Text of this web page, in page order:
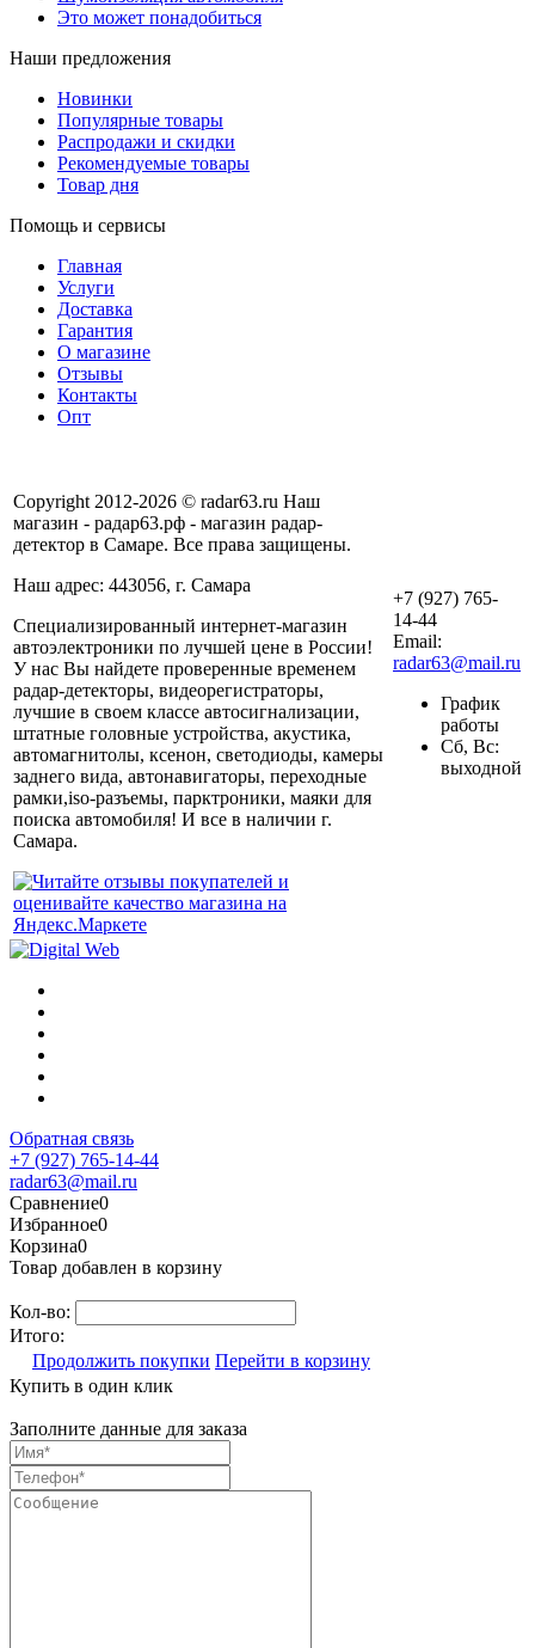
Это может понадобиться
Наши предложения
Новинки
Популярные товары
Распродажи и скидки
Рекомендуемые товары
Товар дня
Помощь и сервисы
Главная
Услуги
Доставка
Гарантия
О магазине
Отзывы
Контакты
Опт
Copyright 2012-2026 © radar63.ru Наш
магазин - радар63.рф - магазин радар-
детектор в Самаре. Все права защищены.
Наш адрес: 443056, г. Самара
Специализированный интернет-магазин
автоэлектроники по лучшей цене в России!
У нас Вы найдете проверенные временем
радар-детекторы, видеорегистраторы,
лучшие в своем классе автосигнализации,
штатные головные устройства, акустика,
автомагнитолы, ксенон, светодиоды, камеры
заднего вида, автонавигаторы, переходные
рамки,iso-разъемы, парктроники, маяки для
поиска автомобиля! И все в наличии г.
Самара.
+7 (927) 765-
14-44
Email:
radar63@mail.ru
График
работы
Сб, Вс:
выходной
Обратная связь
+7 (927) 765-14-44
radar63@mail.ru
Сравнение0
Избранное0
Корзина0
Товар добавлен в корзину
Кол-во:
Итого:
Продолжить покупки Перейти в корзину
Купить в один клик
Заполните данные для заказа